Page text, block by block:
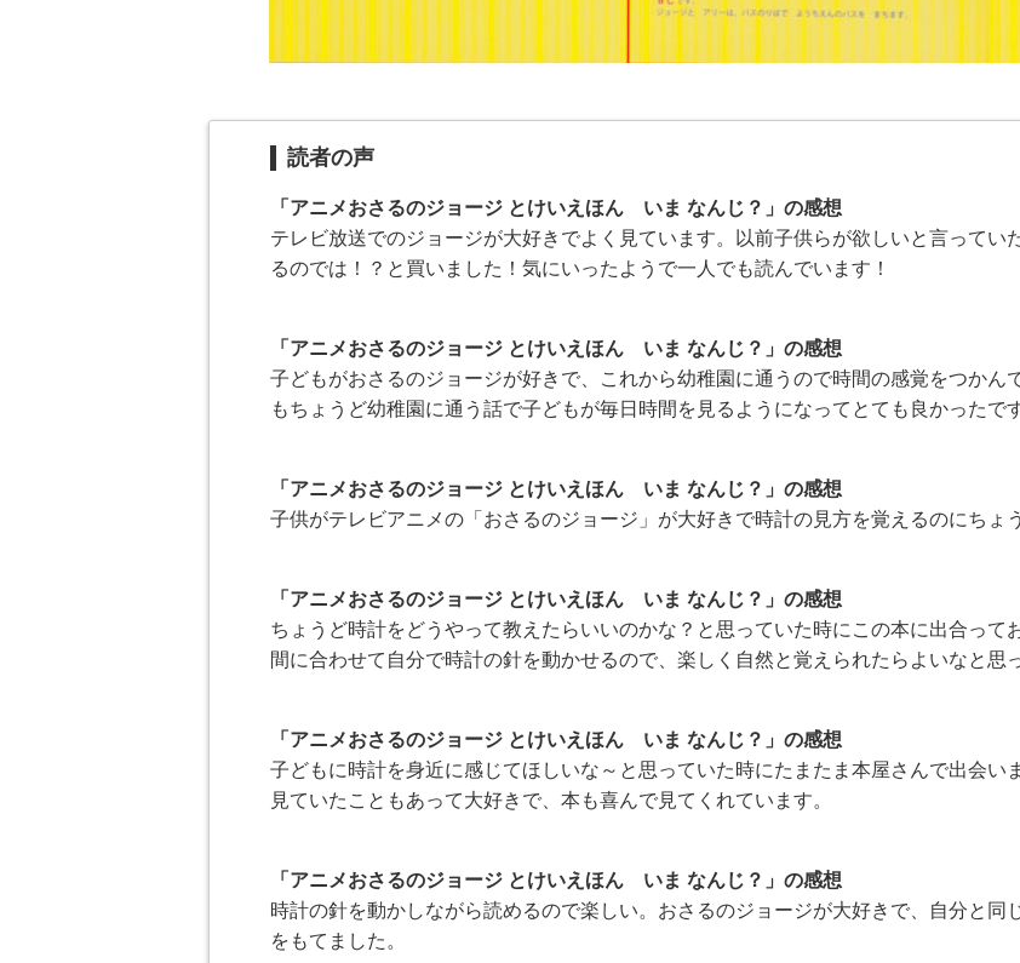
読者の声
「アニメおさるのジョージ とけいえほん いま なんじ？」の感想
テレビ放送でのジョージが大好きでよく見ています。以前子供らが欲しいと言ってい
るのでは！？と買いました！気にいったようで一人でも読んでいます！
「アニメおさるのジョージ とけいえほん いま なんじ？」の感想
子どもがおさるのジョージが好きで、これから幼稚園に通うので時間の感覚をつかん
もちょうど幼稚園に通う話で子どもが毎日時間を見るようになってとても良かったです
「アニメおさるのジョージ とけいえほん いま なんじ？」の感想
子供がテレビアニメの「おさるのジョージ」が大好きで時計の見方を覚えるのにちょ
「アニメおさるのジョージ とけいえほん いま なんじ？」の感想
ちょうど時計をどうやって教えたらいいのかな？と思っていた時にこの本に出合って
間に合わせて自分で時計の針を動かせるので、楽しく自然と覚えられたらよいなと思
「アニメおさるのジョージ とけいえほん いま なんじ？」の感想
子どもに時計を身近に感じてほしいな～と思っていた時にたまたま本屋さんで出会い
見ていたこともあって大好きで、本も喜んで見てくれています。
「アニメおさるのジョージ とけいえほん いま なんじ？」の感想
時計の針を動かしながら読めるので楽しい。おさるのジョージが大好きで、自分と同
をもてました。